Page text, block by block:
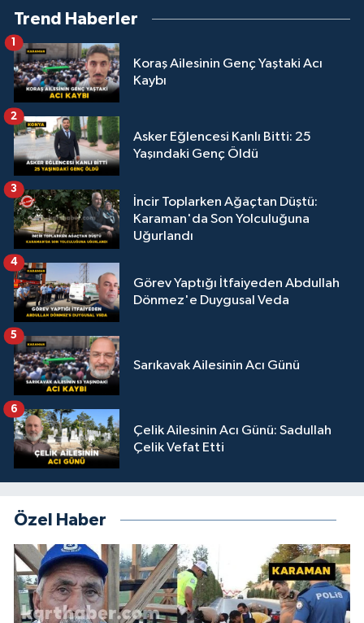
Trend Haberler
Koraş Ailesinin Genç Yaştaki Acı
Kaybı
1
Asker Eğlencesi Kanlı Bitti: 25
Yaşındaki Genç Öldü
2
İncir Toplarken Ağaçtan Düştü:
Karaman'da Son Yolculuğuna
Uğurlandı
3
Görev Yaptığı İtfaiyeden Abdullah
Dönmez'e Duygusal Veda
4
Sarıkavak Ailesinin Acı Günü
5
Çelik Ailesinin Acı Günü: Sadullah
Çelik Vefat Etti
6
Özel Haber